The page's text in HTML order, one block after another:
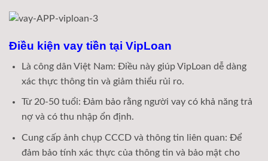
Điều kiện vay tiền tại VipLoan
Là công dân Việt Nam: Điều này giúp VipLoan dễ dàng
xác thực thông tin và giảm thiểu rủi ro.
Từ 20-50 tuổi: Đảm bảo rằng người vay có khả năng trả
nợ và có thu nhập ổn định.
Cung cấp ảnh chụp CCCD và thông tin liên quan: Để
đảm bảo tính xác thực của thông tin và bảo mật cho